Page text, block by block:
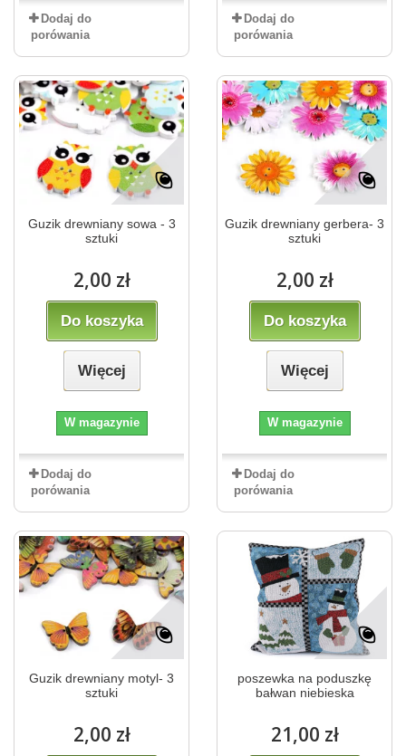
Dodaj do
porówania
Dodaj do
porówania
Guzik drewniany sowa - 3
sztuki
2,00 zł
Do koszyka
Więcej
W magazynie
Dodaj do
porówania
Guzik drewniany gerbera- 3
sztuki
2,00 zł
Do koszyka
Więcej
W magazynie
Dodaj do
porówania
Guzik drewniany motyl- 3
sztuki
2,00 zł
poszewka na poduszkę
bałwan niebieska
21,00 zł